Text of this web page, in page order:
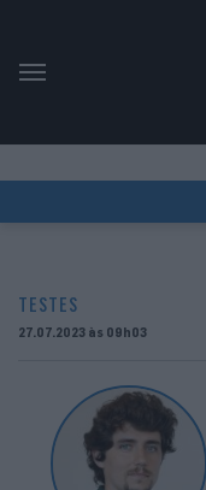
TESTES
27.07.2023 às 09h03